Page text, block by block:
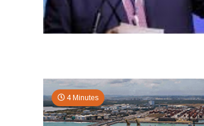
4 Minutes